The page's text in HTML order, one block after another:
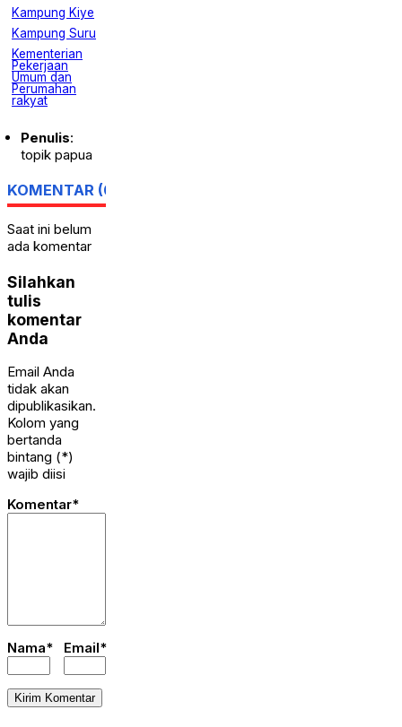
Kampung Kiye
Kampung Suru
Kementerian
Pekerjaan
Umum dan
Perumahan
rakyat
Penulis:
topik papua
KOMENTAR (0)
Saat ini belum
ada komentar
Silahkan
tulis
komentar
Anda
Email Anda
tidak akan
dipublikasikan.
Kolom yang
bertanda
bintang (*)
wajib diisi
Komentar*
Nama* Email*